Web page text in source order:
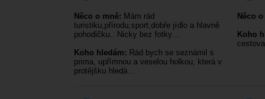
Něco o mně: Mám rád
turistiku,přírodu,sport,dobře jídlo a hlavně
pohodičku.. Nicky bez fotky…
Koho hledám: Rád bych se seznámil s
prima, upřímnou a veselou holkou, která v
protějšku hledá…
Něco
Koho